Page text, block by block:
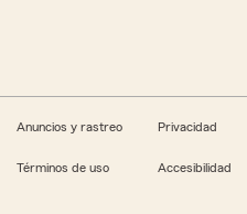
Anuncios y rastreo Privacidad
Términos de uso Accesibilidad